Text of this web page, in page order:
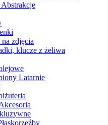
Abstrakcje
zdjęcia
klucze z żeliwa
Latarnie